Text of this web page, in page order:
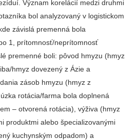
Význam korelácií medzi druhmi
bol analyzovaný v logistickom
závislá premenná bola
1, prítomnosť/neprítomnosť
premenné boli: pôvod hmyzu (hmyz
hmyz dovezený z Ázie a
zásob hmyzu (hmyz z
rotácia/farma bola doplnená
– otvorená rotácia), výživa (hmyz
produktmi alebo špecializovanými
kuchynským odpadom) a